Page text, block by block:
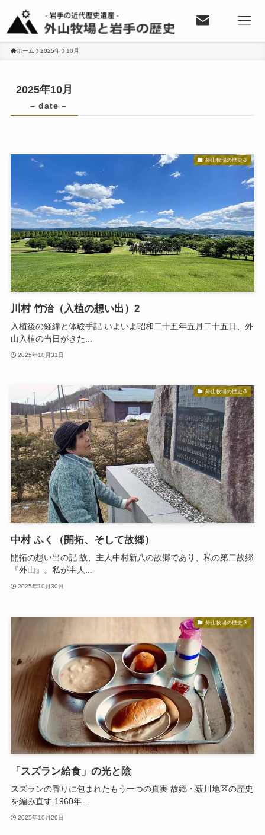
ホーム 2025年 10月
2025年10月
– date –
外山牧場の歴史-3
川村 竹治（入植の想い出）2
入植後の経緯と体験手記 いよいよ昭和二十五年五月二十五日、外
山入植の当日がきた...
2025年10月31日
外山牧場の歴史-3
中村 ふく（開拓、そして故郷）
開拓の想い出の記 故、主人中村新八の故郷であり、私の第二故郷
『外山』。私が主人...
2025年10月30日
外山牧場の歴史-3
「スズラン給食」の光と陰
スズランの香りに包まれたもう一つの真実 故郷・薮川地区の歴史
を編み直す 1960年...
2025年10月29日